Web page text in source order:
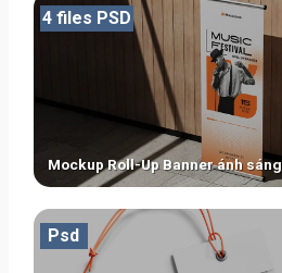
Mockup Roll-Up Banner ánh sáng
4 files PSD
Psd